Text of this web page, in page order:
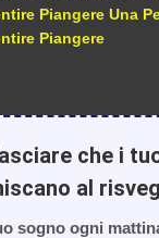
Piangere Una
Piangere
che i
al
sogno ogni